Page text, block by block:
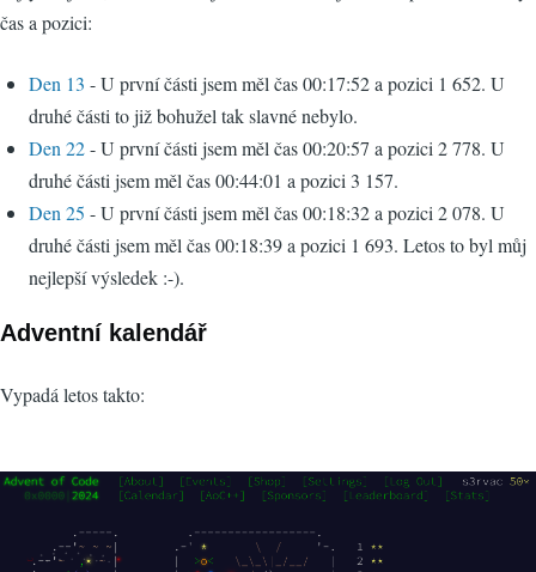
čas a pozici:
Den 13 - U první části jsem měl čas 00:17:52 a pozici 1 652. U
druhé části to již bohužel tak slavné nebylo.
Den 22- U první části jsem měl čas 00:20:57 a pozici 2 778. U
druhé části jsem měl čas 00:44:01 a pozici 3 157.
Den 25 - U první části jsem měl čas 00:18:32 a pozici 2 078. U
druhé části jsem měl čas 00:18:39 a pozici 1 693. Letos to byl můj
nejlepší výsledek :-).
Adventní kalendář
Vypadá letos takto: